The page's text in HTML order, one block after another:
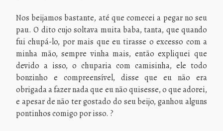
Nos beijamos bastante, até que comecei a pegar no seu
pau. O dito cujo soltava muita baba, tanta, que quando
fui chupá-lo, por mais que eu tirasse o excesso com a
minha mão, sempre vinha mais, então expliquei que
devido a isso, o chuparia com camisinha, ele todo
bonzinho e compreensível, disse que eu não era
obrigada a fazer nada que eu não quisesse, o que adorei,
e apesar de não ter gostado do seu beijo, ganhou alguns
pontinhos comigo por isso. ?